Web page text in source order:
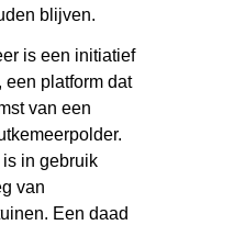
blijven.
is een initiatief
een platform dat
van een
in gebruik
van
Een daad